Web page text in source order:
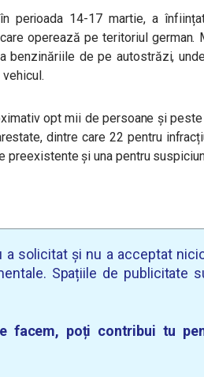
perioada 14-17 martie, a
operează pe teritoriul german.
benzinăriile de pe autostrăzi,
opt mii de persoane și
dintre care 22 pentru
preexistente și una pentru
a solicitat și nu a acceptat
Spațiile de publicitate
facem, poți contribui tu